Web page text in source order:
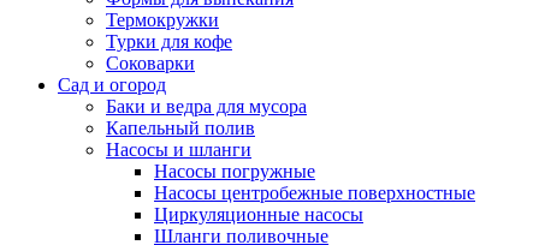
Термокружки
Турки для кофе
Соковарки
Сад и огород
Баки и ведра для мусора
Капельный полив
Насосы и шланги
Насосы погружные
Насосы центробежные поверхностные
Циркуляционные насосы
Шланги поливочные